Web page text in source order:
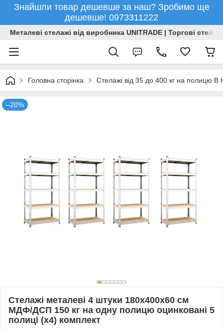
Знайшли товар дешевше за наш? Зробимо ще
дешевше! 0973311222
Металеві стелажі від виробника UNITRADE | Торгові
Головна сторінка Стелажі від 35 до 400 кг на полицю
–20%
Стелажі металеві 4 штуки 180х400х60 см
МДФ/ДСП 150 кг на одну полицю оцинковані 5
полиці (х4) комплект